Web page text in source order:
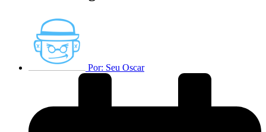
Por: Seu Oscar